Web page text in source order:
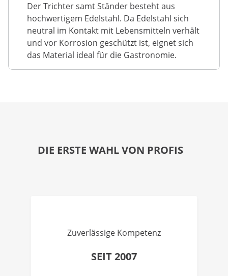
Der Trichter samt Ständer besteht aus
hochwertigem Edelstahl. Da Edelstahl sich
neutral im Kontakt mit Lebensmitteln verhält
und vor Korrosion geschützt ist, eignet sich
das Material ideal für die Gastronomie.
DIE ERSTE WAHL VON PROFIS
Zuverlässige Kompetenz
SEIT 2007